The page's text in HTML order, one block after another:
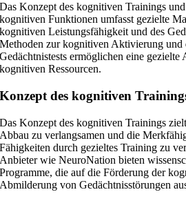
Das Konzept des kognitiven Trainings
kognitiven Funktionen umfasst gezielte
kognitiven Leistungsfähigkeit und des
Methoden zur kognitiven Aktivierung
Gedächtnistests ermöglichen eine
kognitiven Ressourcen.
Konzept des kognitiven
Das Konzept des kognitiven Trainings
Abbau zu verlangsamen und die
Fähigkeiten durch gezieltes Training zu
Anbieter wie NeuroNation bieten
Programme, die auf die Förderung der
Abmilderung von Gedächtnisstörungen